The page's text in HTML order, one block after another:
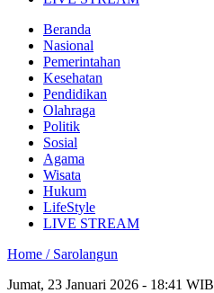
Beranda
Nasional
Pemerintahan
Kesehatan
Pendidikan
Olahraga
Politik
Sosial
Agama
Wisata
Hukum
LifeStyle
LIVE STREAM
Home / Sarolangun
Jumat, 23 Januari 2026 - 18:41 WIB